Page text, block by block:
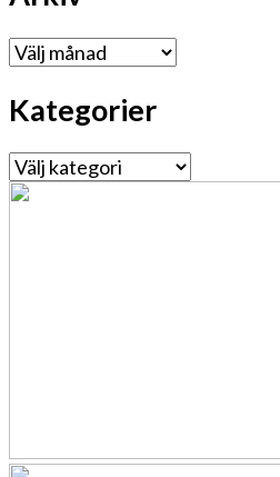
Arkiv
Kategorier
Kategorier